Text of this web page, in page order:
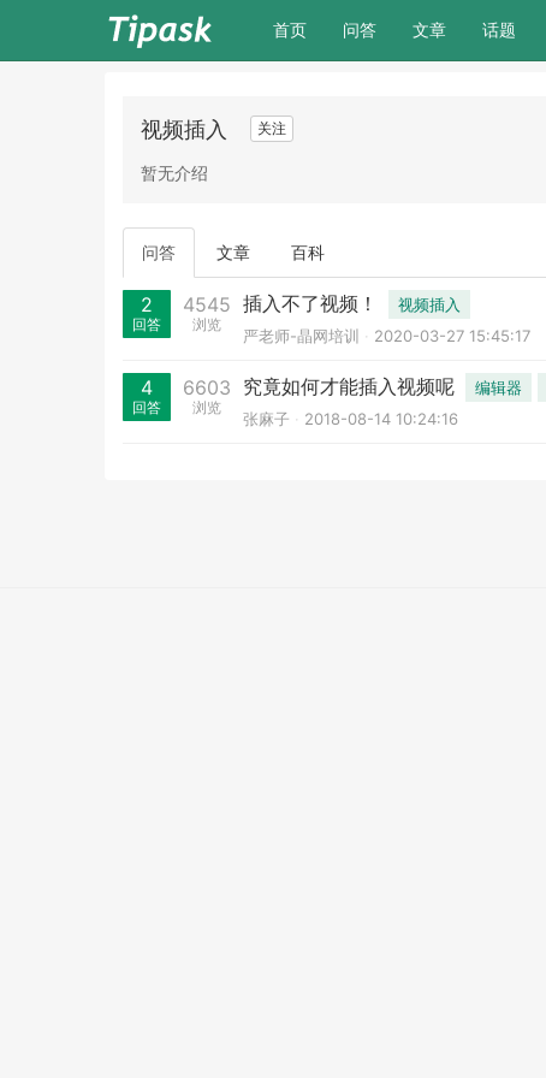
首页(current)
问答 文章 话题
视频插入 关注
暂无介绍
问答 文章 百科
2
回答
4545
浏览
插入不了视频！
视频插入
严老师-晶网培训
2020-03-27 15:45:17
4
回答
6603
浏览
究竟如何才能插入视频呢 编辑器
张麻子
2018-08-14 10:24:16